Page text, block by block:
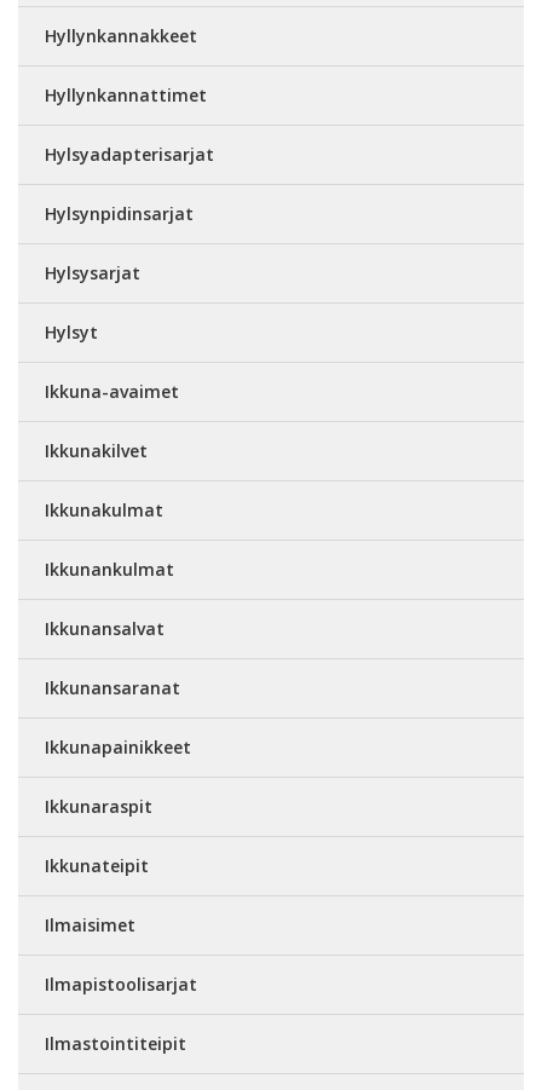
Hyllynkannakkeet
Hyllynkannattimet
Hylsyadapterisarjat
Hylsynpidinsarjat
Hylsysarjat
Hylsyt
Ikkuna-avaimet
Ikkunakilvet
Ikkunakulmat
Ikkunankulmat
Ikkunansalvat
Ikkunansaranat
Ikkunapainikkeet
Ikkunaraspit
Ikkunateipit
Ilmaisimet
Ilmapistoolisarjat
Ilmastointiteipit